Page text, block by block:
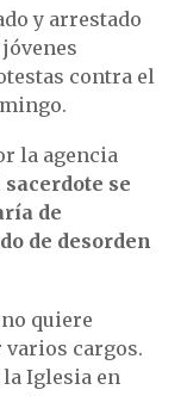
y arrestado
contra el
la agencia
sacerdote se
de
de desorden
quiere
varios cargos.
Iglesia en